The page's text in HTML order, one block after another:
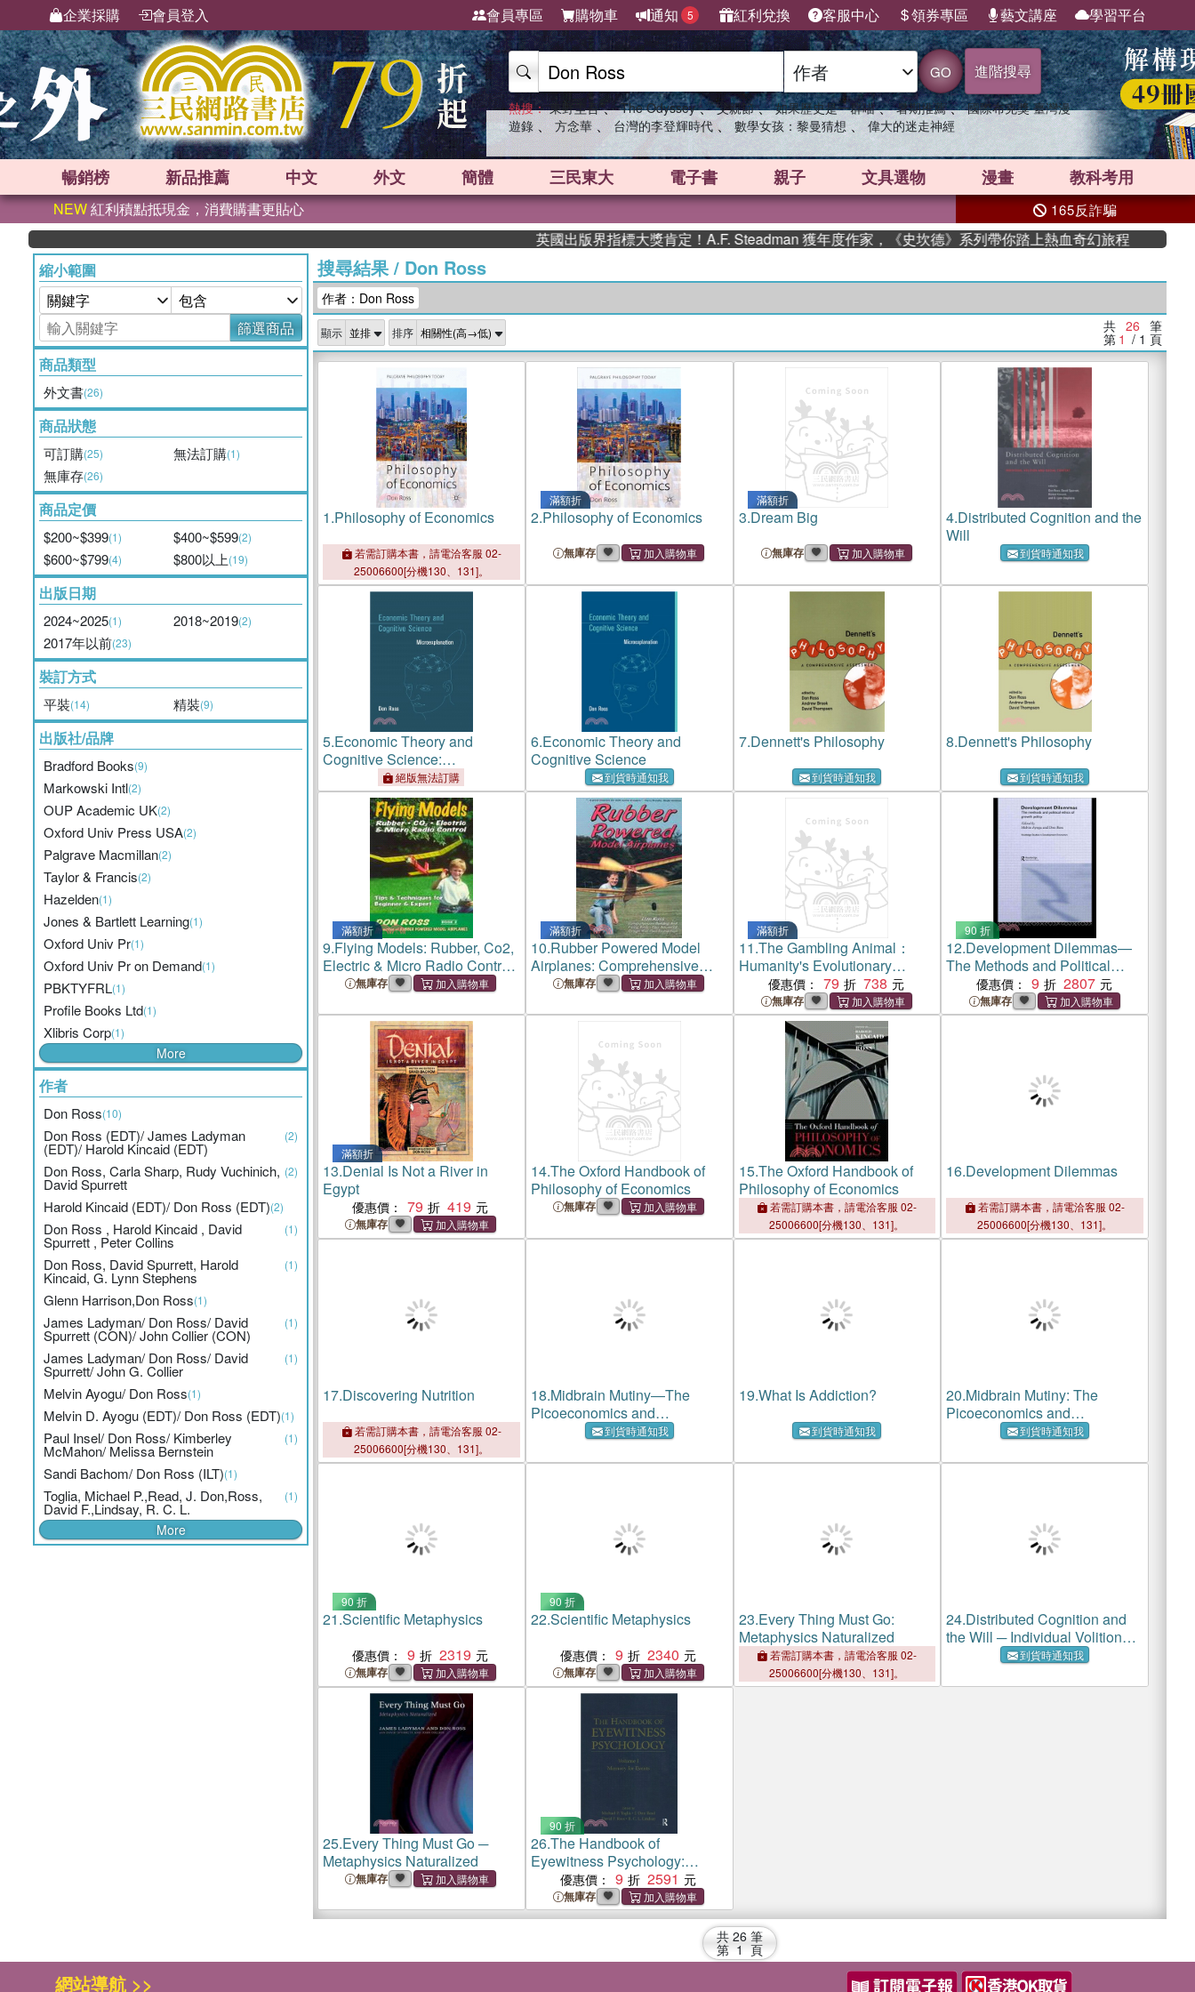
企業採購 會員登入 會員專區 購物車 通知 5 紅利兌換 客服中心 領券專區 藝文講座 學習平台
GO 進階搜尋
熱搜： 東野圭吾 、 The Odyssey 、 父親節 、 如果歷史是一群喵 、 暑期推薦 、 國際布克獎 臺灣漫
遊錄 、 方念華 、 台灣的李登輝時代 、 數學女孩：黎曼猜想 、 偉大的迷走神經
暢銷榜 新品推薦 中文 外文 簡體 三民東大 電子書 親子 文具選物 漫畫 教科考用
NEW紅利積點抵現金，消費購書更貼心 165反詐騙
英國出版界指標大獎肯定！A.F. Steadman 獲年度作家，《史坎德》系列帶你踏上熱血奇幻旅程
縮小範圍
篩選商品
商品類型
外文書(26)
商品狀態
可訂購(25) 無法訂購(1)
無庫存(26)
商品定價
$200~$399(1) $400~$599(2)
$600~$799(4) $800以上(19)
出版日期
2024~2025(1) 2018~2019(2)
2017年以前(23)
裝訂方式
平裝(14) 精裝(9)
出版社/品牌
Bradford Books(9)
Markowski Intl(2)
OUP Academic UK(2)
Oxford Univ Press USA(2)
Palgrave Macmillan(2)
Taylor & Francis(2)
Hazelden(1)
Jones & Bartlett Learning(1)
Oxford Univ Pr(1)
Oxford Univ Pr on Demand(1)
PBKTYFRL(1)
Profile Books Ltd(1)
Xlibris Corp(1)
More
作者
Don Ross(10)
Don Ross (EDT)/ James Ladyman
(EDT)/ Harold Kincaid (EDT)
(2)
Don Ross, Carla Sharp, Rudy Vuchinich,
David Spurrett
(2)
Harold Kincaid (EDT)/ Don Ross (EDT)(2)
Don Ross , Harold Kincaid , David
Spurrett , Peter Collins
(1)
Don Ross, David Spurrett, Harold
Kincaid, G. Lynn Stephens
(1)
Glenn Harrison,Don Ross(1)
James Ladyman/ Don Ross/ David
Spurrett (CON)/ John Collier (CON)
(1)
James Ladyman/ Don Ross/ David
Spurrett/ John G. Collier
(1)
Melvin Ayogu/ Don Ross(1)
Melvin D. Ayogu (EDT)/ Don Ross (EDT)(1)
Paul Insel/ Don Ross/ Kimberley
McMahon/ Melissa Bernstein
(1)
Sandi Bachom/ Don Ross (ILT)(1)
Toglia, Michael P.,Read, J. Don,Ross,
David F.,Lindsay, R. C. L.
(1)
More
搜尋結果/ Don Ross
作者：Don Ross
顯示 排序 共 26 筆
第 1 / 1 頁
1.Philosophy of Economics
若需訂購本書，請電洽客服 02-
25006600[分機130、131]。
滿額折
2.Philosophy of Economics
無庫存
滿額折
3.Dream Big
無庫存
4.Distributed Cognition and the
Will
到貨時通知我
5.Economic Theory and
Cognitive Science:
Microexplanation
絕版無法訂購
6.Economic Theory and
Cognitive Science
到貨時通知我
7.Dennett's Philosophy
到貨時通知我
8.Dennett's Philosophy
到貨時通知我
滿額折
9.Flying Models: Rubber, Co2,
Electric & Micro Radio Control:
Tips & Techniques for
無庫存
滿額折
10.Rubber Powered Model
Airplanes: Comprehensive
Building and Flying Basics
Own Instruction
無庫存
滿額折
11.The Gambling Animal：
Humanity's Evolutionary
Winning Streak - and How We
Risk It All
優惠價： 79 738
無庫存
90 折
12.Development Dilemmas—
The Methods and Political
Ethics of Growth Policy
優惠價： 9 2807
無庫存
滿額折
13.Denial Is Not a River in
Egypt
優惠價： 79 419
無庫存
14.The Oxford Handbook of
Philosophy of Economics
無庫存
15.The Oxford Handbook of
Philosophy of Economics
若需訂購本書，請電洽客服 02-
25006600[分機130、131]。
16.Development Dilemmas
若需訂購本書，請電洽客服 02-
25006600[分機130、131]。
17.Discovering Nutrition
若需訂購本書，請電洽客服 02-
25006600[分機130、131]。
18.Midbrain Mutiny―The
Picoeconomics and
Neuroeconomics of Disordered
and Cognitive Science
到貨時通知我
19.What Is Addiction?
到貨時通知我
20.Midbrain Mutiny: The
Picoeconomics and
Neuroeconomics of Disordered
and Cognitive Science
到貨時通知我
90 折
21.Scientific Metaphysics
優惠價： 9 2319
無庫存
90 折
22.Scientific Metaphysics
優惠價： 9 2340
無庫存
23.Every Thing Must Go:
Metaphysics Naturalized
若需訂購本書，請電洽客服 02-
25006600[分機130、131]。
24.Distributed Cognition and
the Will ─ Individual Volition
and Social Context
到貨時通知我
25.Every Thing Must Go ─
Metaphysics Naturalized
無庫存
90 折
26.The Handbook of
Eyewitness Psychology:
Volume I：Memory for Events
優惠價： 9 2591
無庫存
共 26 筆
第 1 頁
網站導航 >>